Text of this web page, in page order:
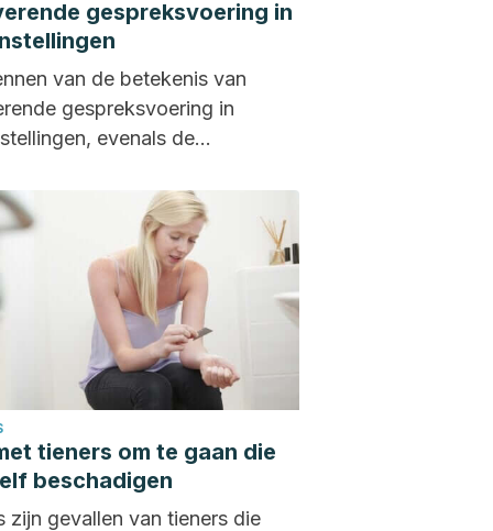
gespreksvoering in
van de betekenis van
gespreksvoering in
evenals de
is belangrijk voor...
tieners om te gaan die
beschadigen
zijn gevallen van tieners die